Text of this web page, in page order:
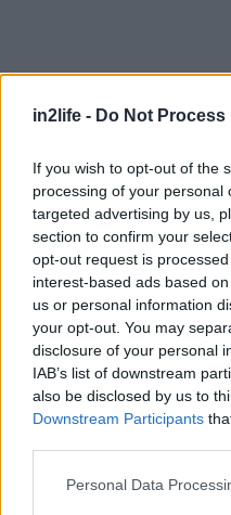
in2life - Do Not
If you wish to opt-out of the
processing of your personal
targeted advertising by us,
section to confirm your
opt-out request is
interest-based ads based
us or personal information
your opt-out. You may
disclosure of your personal
IAB’s list of downstream
also be disclosed by us to
Downstream Participants
Please note that this
Personal Data